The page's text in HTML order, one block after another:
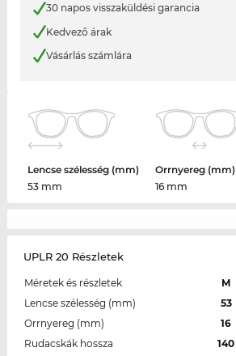
30 napos visszaküldési garancia
Kedvező árak
Vásárlás számlára
Lencse szélesség (mm)
53 mm
Orrnyereg (mm)
16 mm
UPLR 20 Részletek
Méretek és részletek
M
Lencse szélesség (mm)
53
Orrnyereg (mm)
16
Rudacskák hossza
140